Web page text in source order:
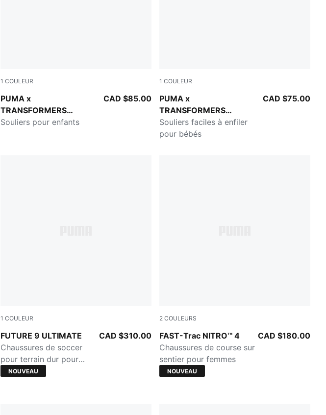
1 COULEUR
PUMA x
TRANSFORMERS
California Pro
PUMA Black-Bright Mango Yellow
Souliers pour enfants
CAD $85.00
1 COULEUR
PUMA x
TRANSFORMERS
California Pro
PUMA Black-Bright Mango Yellow
Souliers faciles à enfiler
pour bébés
CAD $75.00
1 COULEUR
FUTURE 9 ULTIMATE
Sugared Almond-PUMA White-Ultra Red-PUMA Black
Chaussures de soccer
pour terrain dur pour
femmes
CAD $310.00
NOUVEAU
2 COULEURS
FAST-Trac NITRO™ 4
Ultra Red-Red Flash
Chaussures de course sur
sentier pour femmes
CAD $180.00
NOUVEAU